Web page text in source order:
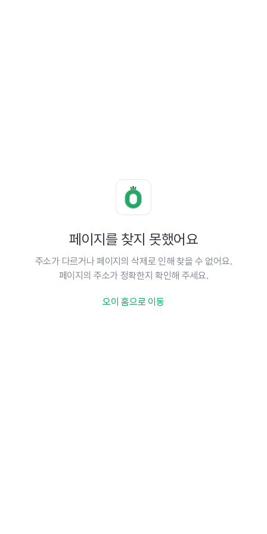
페이지를 찾지 못했어요
주소가 다르거나 페이지의 삭제로 인해 찾을 수 없어요.
페이지의 주소가 정확한지 확인해 주세요.
오이 홈으로 이동